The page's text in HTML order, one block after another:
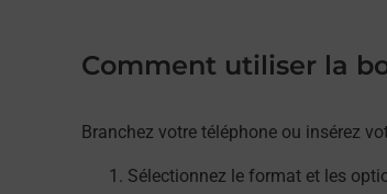
Comment utiliser la
Branchez votre téléphone ou insérez
Sélectionnez le format et les